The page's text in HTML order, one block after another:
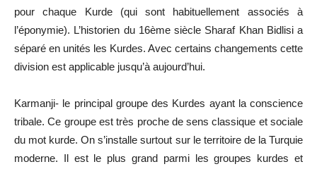
pour chaque Kurde (qui sont habituellement associés à
l’éponymie). L’historien du 16ème siècle Sharaf Khan Bidlisi a
séparé en unités les Kurdes. Avec certains changements cette
division est applicable jusqu’à aujourd’hui.
Karmanji- le principal groupe des Kurdes ayant la conscience
tribale. Ce groupe est très proche de sens classique et sociale
du mot kurde. On s’installe surtout sur le territoire de la Turquie
moderne. Il est le plus grand parmi les groupes kurdes et